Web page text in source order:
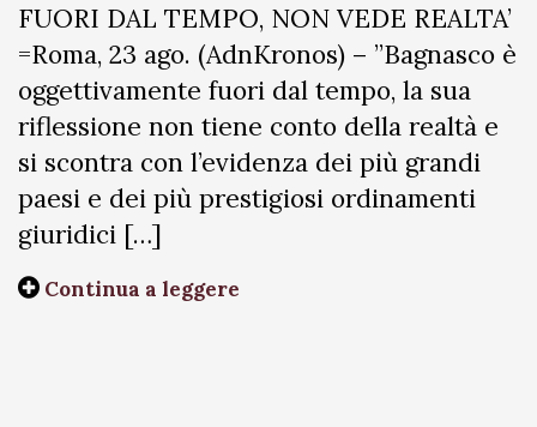
FUORI DAL TEMPO, NON VEDE REALTA’
=Roma, 23 ago. (AdnKronos) – ”Bagnasco è
oggettivamente fuori dal tempo, la sua
riflessione non tiene conto della realtà e
si scontra con l’evidenza dei più grandi
paesi e dei più prestigiosi ordinamenti
giuridici […]
Continua a leggere